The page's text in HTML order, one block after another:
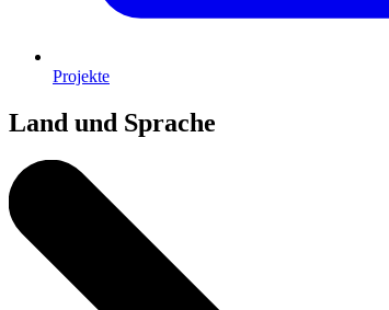
Projekte
Land und Sprache